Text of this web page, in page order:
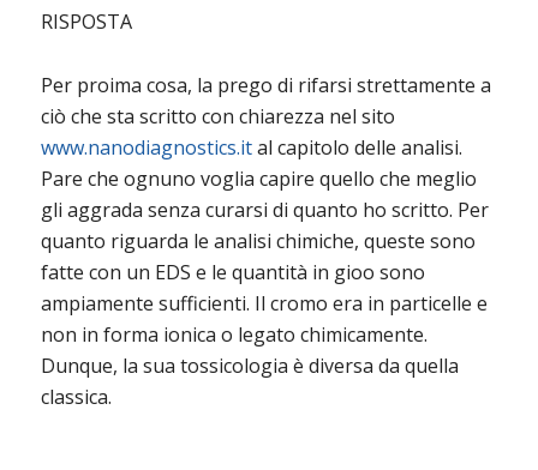
RISPOSTA
Per proima cosa, la prego di rifarsi strettamente a
ciò che sta scritto con chiarezza nel sito
www.nanodiagnostics.ital capitolo delle analisi.
Pare che ognuno voglia capire quello che meglio
gli aggrada senza curarsi di quanto ho scritto. Per
quanto riguarda le analisi chimiche, queste sono
fatte con un EDS e le quantità in gioo sono
ampiamente sufficienti. Il cromo era in particelle e
non in forma ionica o legato chimicamente.
Dunque, la sua tossicologia è diversa da quella
classica.